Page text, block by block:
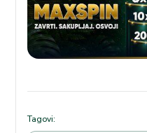
Tagovi: